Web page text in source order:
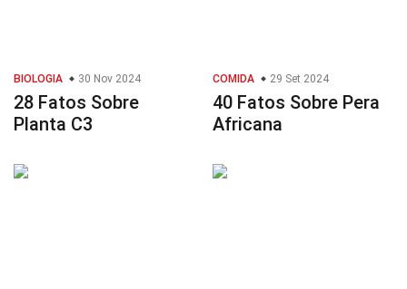
BIOLOGIA 30 Nov 2024
28 Fatos Sobre
Planta C3
COMIDA 29 Set 2024
40 Fatos Sobre Pera
Africana